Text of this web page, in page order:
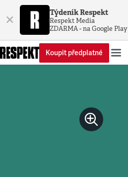
× Týdeník Respekt
Respekt Media
ZDARMA - na Google Play
Koupit předplatné